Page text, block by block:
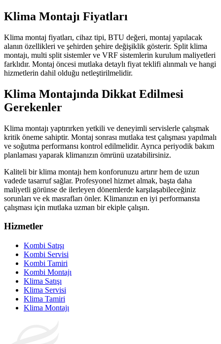
Klima Montajı Fiyatları
Klima montaj fiyatları, cihaz tipi, BTU değeri, montaj yapılacak
alanın özellikleri ve şehirden şehire değişiklik gösterir. Split klima
montajı, multi split sistemler ve VRF sistemlerin kurulum maliyetleri
farklıdır. Montaj öncesi mutlaka detaylı fiyat teklifi alınmalı ve hangi
hizmetlerin dahil olduğu netleştirilmelidir.
Klima Montajında Dikkat Edilmesi
Gerekenler
Klima montajı yaptırırken yetkili ve deneyimli servislerle çalışmak
kritik öneme sahiptir. Montaj sonrası mutlaka test çalışması yapılmalı
ve soğutma performansı kontrol edilmelidir. Ayrıca periyodik bakım
planlaması yaparak klimanızın ömrünü uzatabilirsiniz.
Kaliteli bir klima montajı hem konforunuzu artırır hem de uzun
vadede tasarruf sağlar. Profesyonel hizmet almak, başta daha
maliyetli görünse de ilerleyen dönemlerde karşılaşabileceğiniz
sorunları ve ek masrafları önler. Klimanızın en iyi performansta
çalışması için mutlaka uzman bir ekiple çalışın.
Hizmetler
Kombi Satışı
Kombi Servisi
Kombi Tamiri
Kombi Montajı
Klima Satışı
Klima Servisi
Klima Tamiri
Klima Montajı